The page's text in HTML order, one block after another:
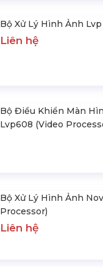
Bộ Xử Lý Hình Ảnh
Liên hệ
Bộ Điều Khiển Màn
Lvp608 (Video
Bộ Xử Lý Hình Ảnh
Processor)
Liên hệ